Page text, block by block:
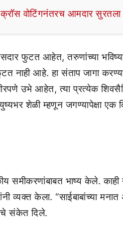
‘क्रॉस वोटिंगनंतरच आमदार सुरतला
फुटत आहेत, तरुणांच्या
नाही आहे. हा संताप जागा
उभे आहेत, त्या प्रत्येक
शेळी म्हणून जगण्यापेक्षा
समीकरणांबाबत भाष्य केले. काही
व्यक्त केला. “साईबाबांच्या
संकेत दिले.